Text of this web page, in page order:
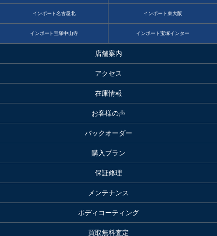
インポート名古屋北 インポート東大阪
インポート宝塚中山寺 インポート宝塚インター
店舗案内
アクセス
在庫情報
お客様の声
バックオーダー
購入プラン
保証修理
メンテナンス
ボディコーティング
買取無料査定